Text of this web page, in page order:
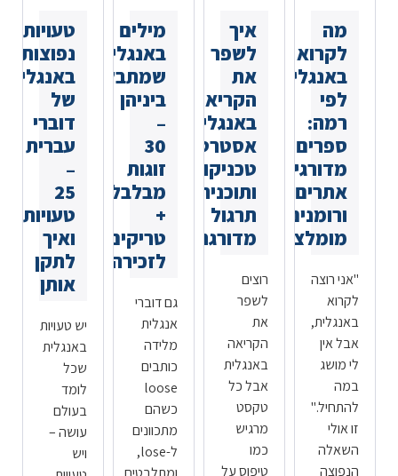
מה
לקרוא
באנגלית
לפי
רמה:
ספרים
מדורגים,
אתרים
ורומנים
מומלצים
"אני רוצה
לקרוא
באנגלית,
אבל אין
לי מושג
במה
להתחיל."
זו אולי
השאלה
הנפוצה
איך
לשפר
את
הקריאה
באנגלית:
אסטרטגיות,
טכניקות
ותוכנית
תרגול
מדורגת
רוצים
לשפר
את
הקריאה
באנגלית
אבל כל
טקסט
מרגיש
כמו
טיפוס על
מילים
באנגלית
שמתבלבלים
ביניהן
–
30
זוגות
מבלבלים
+
טריקים
לזכירה
גם דוברי
אנגלית
מלידה
כותבים
loose
כשהם
מתכוונים
ל-lose,
טעויות
נפוצות
באנגלית
של
דוברי
עברית
–
25
טעויות
ואיך
לתקן
אותן
יש טעויות
באנגלית
שכל
לומד
בעולם
עושה –
ויש